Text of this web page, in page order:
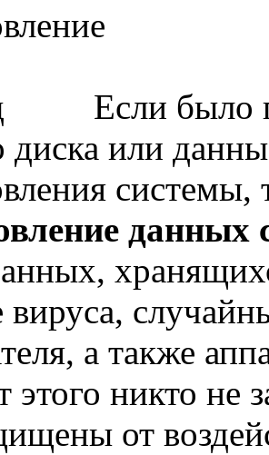
Если было
диска или
системы,
данных
вируса,
а также
этого никто не
от